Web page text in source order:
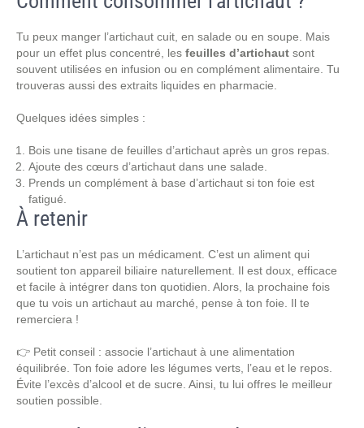
Tu peux manger l’artichaut cuit, en salade ou en soupe. Mais
pour un effet plus concentré, les feuilles d’artichaut sont
souvent utilisées en infusion ou en complément alimentaire. Tu
trouveras aussi des extraits liquides en pharmacie.
Quelques idées simples :
Bois une tisane de feuilles d’artichaut après un gros repas.
Ajoute des cœurs d’artichaut dans une salade.
Prends un complément à base d’artichaut si ton foie est
fatigué.
À retenir
L’artichaut n’est pas un médicament. C’est un aliment qui
soutient ton appareil biliaire naturellement. Il est doux, efficace
et facile à intégrer dans ton quotidien. Alors, la prochaine fois
que tu vois un artichaut au marché, pense à ton foie. Il te
remerciera !
👉 Petit conseil : associe l’artichaut à une alimentation
équilibrée. Ton foie adore les légumes verts, l’eau et le repos.
Évite l’excès d’alcool et de sucre. Ainsi, tu lui offres le meilleur
soutien possible.